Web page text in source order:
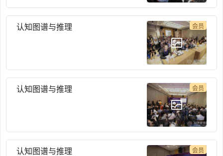
认知图谱与推理 会员
认知图谱与推理 会员
认知图谱与推理 会员